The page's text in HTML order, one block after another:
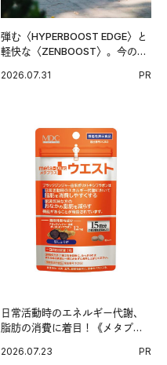
弾む〈HYPERBOOST EDGE〉と
軽快な〈ZENBOOST〉。今の時
出した新機軸。
2026.07.31 PR
日常活動時のエネルギー代謝、
脂肪の消費に着目！《メタプラ
習慣。
2026.07.23 PR